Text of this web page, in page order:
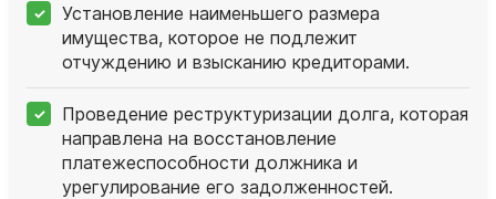
Установление наименьшего размера
имущества, которое не подлежит
отчуждению и взысканию кредиторами.
Проведение реструктуризации долга, которая
направлена на восстановление
платежеспособности должника и
урегулирование его задолженностей.